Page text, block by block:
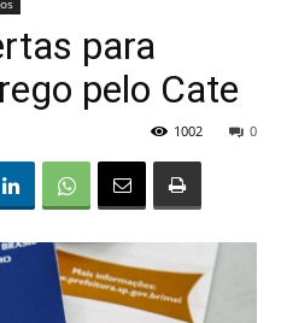
para
pelo Cate
0
1002